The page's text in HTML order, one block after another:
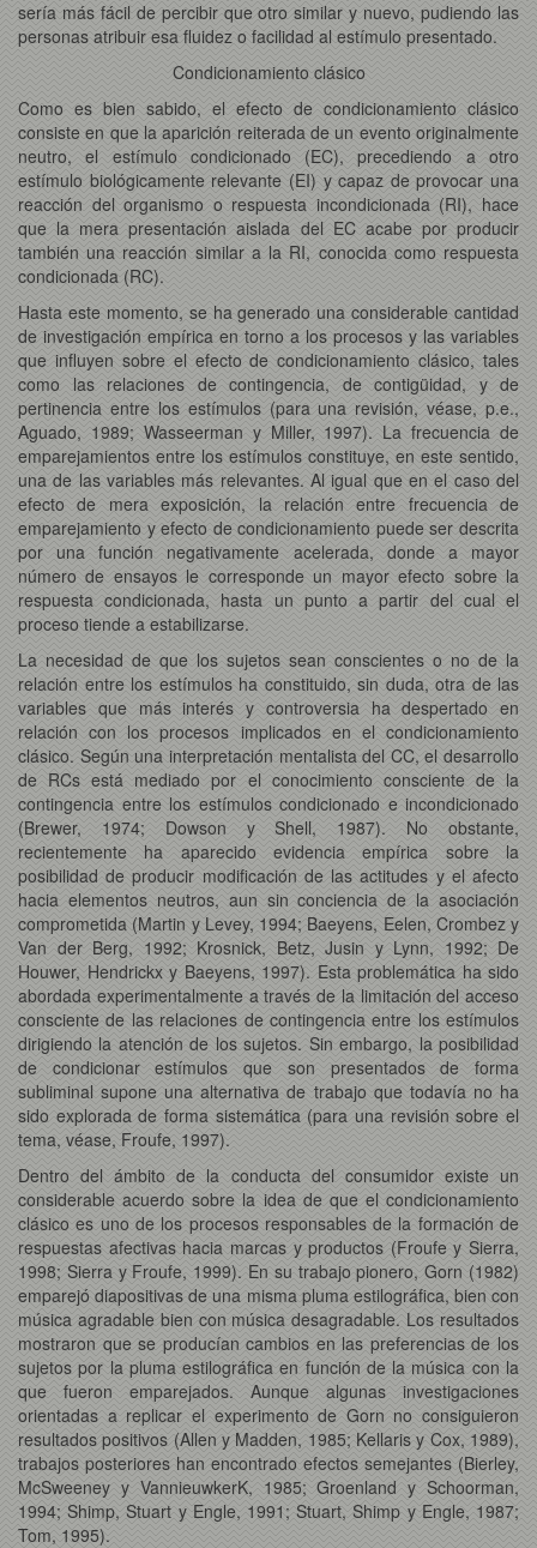
sería más fácil de percibir que otro similar y nuevo, pudiendo las
personas atribuir esa fluidez o facilidad al estímulo presentado.
Condicionamiento clásico
Como es bien sabido, el efecto de condicionamiento clásico
consiste en que la aparición reiterada de un evento originalmente
neutro, el estímulo condicionado (EC), precediendo a otro
estímulo biológicamente relevante (EI) y capaz de provocar una
reacción del organismo o respuesta incondicionada (RI), hace
que la mera presentación aislada del EC acabe por producir
también una reacción similar a la RI, conocida como respuesta
condicionada (RC).
Hasta este momento, se ha generado una considerable cantidad
de investigación empírica en torno a los procesos y las variables
que influyen sobre el efecto de condicionamiento clásico, tales
como las relaciones de contingencia, de contigüidad, y de
pertinencia entre los estímulos (para una revisión, véase, p.e.,
Aguado, 1989; Wasseerman y Miller, 1997). La frecuencia de
emparejamientos entre los estímulos constituye, en este sentido,
una de las variables más relevantes. Al igual que en el caso del
efecto de mera exposición, la relación entre frecuencia de
emparejamiento y efecto de condicionamiento puede ser descrita
por una función negativamente acelerada, donde a mayor
número de ensayos le corresponde un mayor efecto sobre la
respuesta condicionada, hasta un punto a partir del cual el
proceso tiende a estabilizarse.
La necesidad de que los sujetos sean conscientes o no de la
relación entre los estímulos ha constituido, sin duda, otra de las
variables que más interés y controversia ha despertado en
relación con los procesos implicados en el condicionamiento
clásico. Según una interpretación mentalista del CC, el desarrollo
de RCs está mediado por el conocimiento consciente de la
contingencia entre los estímulos condicionado e incondicionado
(Brewer, 1974; Dowson y Shell, 1987). No obstante,
recientemente ha aparecido evidencia empírica sobre la
posibilidad de producir modificación de las actitudes y el afecto
hacia elementos neutros, aun sin conciencia de la asociación
comprometida (Martin y Levey, 1994; Baeyens, Eelen, Crombez y
Van der Berg, 1992; Krosnick, Betz, Jusin y Lynn, 1992; De
Houwer, Hendrickx y Baeyens, 1997). Esta problemática ha sido
abordada experimentalmente a través de la limitación del acceso
consciente de las relaciones de contingencia entre los estímulos
dirigiendo la atención de los sujetos. Sin embargo, la posibilidad
de condicionar estímulos que son presentados de forma
subliminal supone una alternativa de trabajo que todavía no ha
sido explorada de forma sistemática (para una revisión sobre el
tema, véase, Froufe, 1997).
Dentro del ámbito de la conducta del consumidor existe un
considerable acuerdo sobre la idea de que el condicionamiento
clásico es uno de los procesos responsables de la formación de
respuestas afectivas hacia marcas y productos (Froufe y Sierra,
1998; Sierra y Froufe, 1999). En su trabajo pionero, Gorn (1982)
emparejó diapositivas de una misma pluma estilográfica, bien con
música agradable bien con música desagradable. Los resultados
mostraron que se producían cambios en las preferencias de los
sujetos por la pluma estilográfica en función de la música con la
que fueron emparejados. Aunque algunas investigaciones
orientadas a replicar el experimento de Gorn no consiguieron
resultados positivos (Allen y Madden, 1985; Kellaris y Cox, 1989),
trabajos posteriores han encontrado efectos semejantes (Bierley,
McSweeney y VannieuwkerK, 1985; Groenland y Schoorman,
1994; Shimp, Stuart y Engle, 1991; Stuart, Shimp y Engle, 1987;
Tom, 1995).